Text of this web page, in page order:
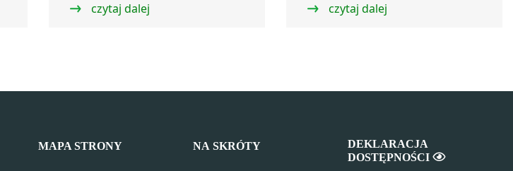
czytaj dalej
czytaj dalej
MAPA STRONY NA SKRÓTY
DEKLARACJA
DOSTĘPNOŚCI